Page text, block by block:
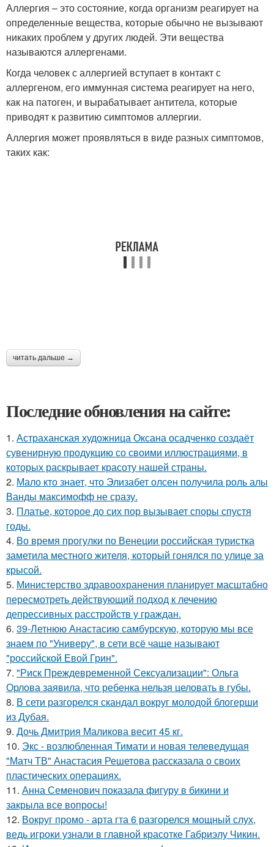
Аллергия – это состояние, когда организм реагирует на
определенные вещества, которые обычно не вызывают
никаких проблем у других людей. Эти вещества
называются аллергенами.
Когда человек с аллергией вступает в контакт с
аллергеном, его иммунная система реагирует на него,
как на патоген, и вырабатывает антитела, которые
приводят к развитию симптомов аллергии.
Аллергия может проявляться в виде разных симптомов,
таких как:
читать дальше →
Последние обновления на сайте:
1. Астраханская художница Оксана осадченко создаёт
сувенирную продукцию со своими иллюстрациями, в
которых раскрывает красоту нашей страны.
2. Мало кто знает, что Элизабет олсен получила роль алы
Ванды максимофф не сразу.
3. Платье, которое до сих пор вызывает споры спустя
годы.
4. Во время прогулки по Венеции российская туристка
заметила местного жителя, который гонялся по улице за
крысой.
5. Министерство здравоохранения планирует масштабно
пересмотреть действующий подход к лечению
депрессивных расстройств у граждан.
6. 39-Летнюю Анастасию самбурскую, которую мы все
знаем по "Универу", в сети всё чаще называют
"российской Евой Грин".
7. "Риск Преждевременной Сексуализации": Ольга
Орлова заявила, что ребенка нельзя целовать в губы.
8. В сети разгорелся скандал вокруг молодой блогерши
из Дубая.
9. Дочь Дмитрия Маликова весит 45 кг.
10. Экс - возлюбленная Тимати и новая телеведущая
"Матч ТВ" Анастасия Решетова рассказала о своих
пластических операциях.
11. Анна Семенович показала фигуру в бикини и
закрыла все вопросы!
12. Вокруг промо - арта гта 6 разгорелся мощный слух,
ведь игроки узнали в главной красотке Габриэлу Чикин.